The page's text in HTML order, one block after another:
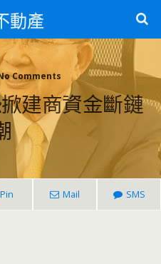
動產
Comments
建商資金斷鏈
Pin Mail SMS